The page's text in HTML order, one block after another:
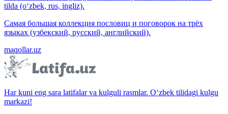
tilda (o‘zbek, rus, ingliz).
Самая большая коллекция пословиц и поговорок на трёх
языках (узбекский, русский, английский).
maqollar.uz
Har kuni eng sara latifalar va kulguli rasmlar. O‘zbek tilidagi kulgu
markazi!